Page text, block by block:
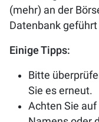
(mehr) an der
Datenbank
Einige Tipps:
Bitte
Sie es erneut.
Achten Sie